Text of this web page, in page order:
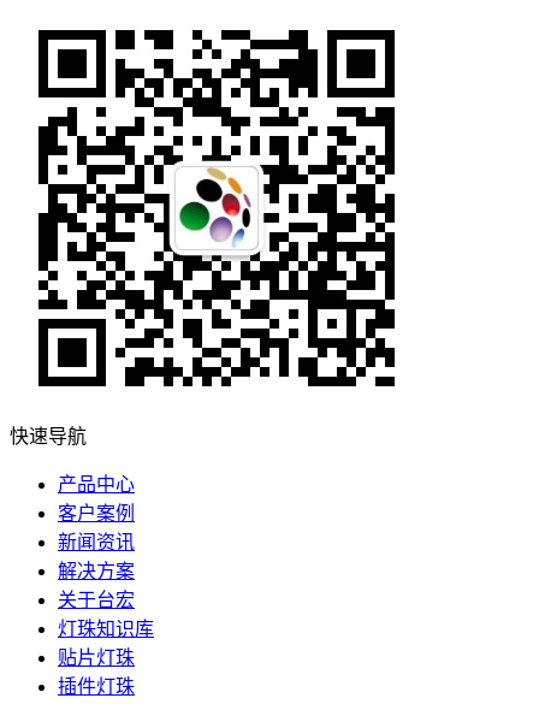
快速导航
产品中心
客户案例
新闻资讯
解决方案
关于台宏
灯珠知识库
贴片灯珠
插件灯珠